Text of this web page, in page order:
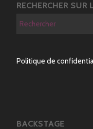
RECHERCHER SUR
Politique de
BACKSTAGE